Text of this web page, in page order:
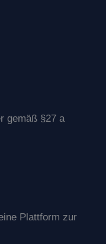
gemäß §27 a
Plattform zur